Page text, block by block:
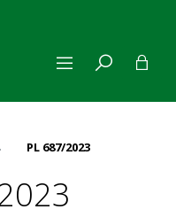
PL 687/2023